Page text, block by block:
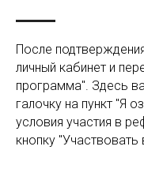
После
личный кабинет и
программа". Здесь
галочку на пункт "Я
условия участия в
кнопку